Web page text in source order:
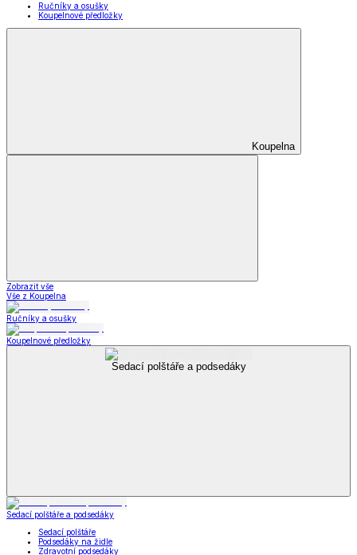
Ručníky a osušky
Koupelnové předložky
Koupelna
Zobrazit vše
Vše z Koupelna
Ručníky a osušky
Koupelnové předložky
Sedací polštáře a podsedáky
Sedací polštáře a podsedáky
Sedací polštáře
Podsedáky na židle
Zdravotní podsedáky